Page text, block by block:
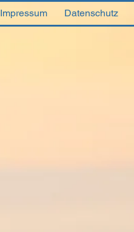
Impressum Datenschutz